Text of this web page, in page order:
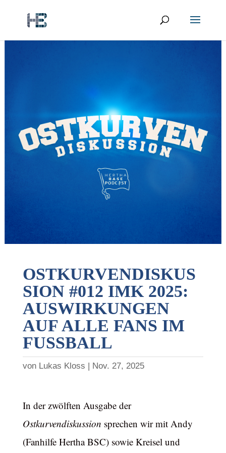
OSTKURVENDISKUS
SION #012 IMK 2025:
AUSWIRKUNGEN
AUF ALLE FANS IM
FUSSBALL
von Lukas Kloss Nov. 27, 2025
In der zwölften Ausgabe der
Ostkurvendiskussion sprechen wir mit Andy
(Fanhilfe Hertha BSC) sowie Kreisel und